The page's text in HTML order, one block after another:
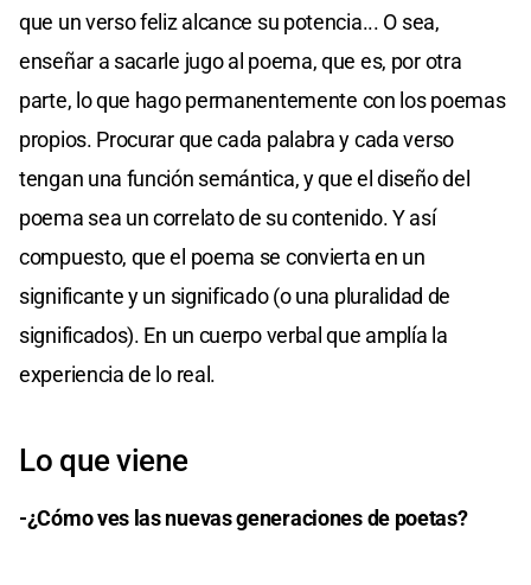
que un verso feliz alcance su potencia... O sea,
enseñar a sacarle jugo al poema, que es, por otra
parte, lo que hago permanentemente con los poemas
propios. Procurar que cada palabra y cada verso
tengan una función semántica, y que el diseño del
poema sea un correlato de su contenido. Y así
compuesto, que el poema se convierta en un
significante y un significado (o una pluralidad de
significados). En un cuerpo verbal que amplía la
experiencia de lo real.
Lo que viene
-¿Cómo ves las nuevas generaciones de poetas?